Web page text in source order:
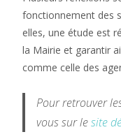
fonctionnement des
elles, une étude est
la Mairie et garantir
comme celle des
Pour retrouver
vous sur lesite